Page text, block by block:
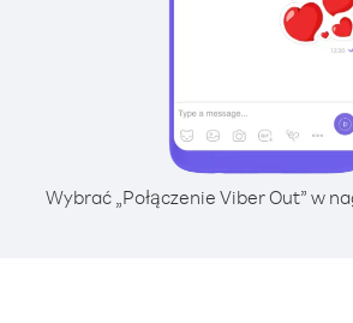
Wybrać „Połączenie Viber Out” w